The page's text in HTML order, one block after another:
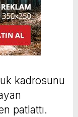
kadrosunu
patlattı.